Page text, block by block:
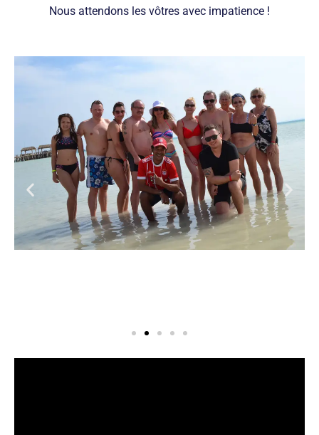
Nous attendons les vôtres avec impatience !